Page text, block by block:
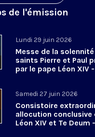
de l'émission
Lundi 29 juin 2026
Messe de la
saints Pierre et Paul
par le pape Léon XIV
Samedi 27 juin 2026
Consistoire
allocution conclusive
Léon XIV et Te Deum